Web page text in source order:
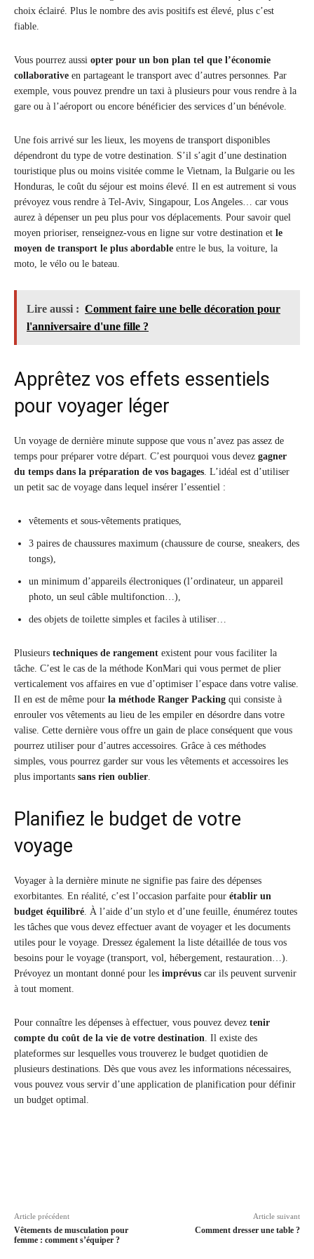
choix éclairé. Plus le nombre des avis positifs est élevé, plus c’est
fiable.
Vous pourrez aussi opter pour un bon plan tel que l’économie
collaborative en partageant le transport avec d’autres personnes. Par
exemple, vous pouvez prendre un taxi à plusieurs pour vous rendre à la
gare ou à l’aéroport ou encore bénéficier des services d’un bénévole.
Une fois arrivé sur les lieux, les moyens de transport disponibles
dépendront du type de votre destination. S’il s’agit d’une destination
touristique plus ou moins visitée comme le Vietnam, la Bulgarie ou les
Honduras, le coût du séjour est moins élevé. Il en est autrement si vous
prévoyez vous rendre à Tel-Aviv, Singapour, Los Angeles… car vous
aurez à dépenser un peu plus pour vos déplacements. Pour savoir quel
moyen prioriser, renseignez-vous en ligne sur votre destination et le
moyen de transport le plus abordable entre le bus, la voiture, la
moto, le vélo ou le bateau.
Lire aussi : Comment faire une belle décoration pour
l'anniversaire d'une fille ?
Apprêtez vos effets essentiels
pour voyager léger
Un voyage de dernière minute suppose que vous n’avez pas assez de
temps pour préparer votre départ. C’est pourquoi vous devez gagner
du temps dans la préparation de vos bagages. L’idéal est d’utiliser
un petit sac de voyage dans lequel insérer l’essentiel :
vêtements et sous-vêtements pratiques,
3 paires de chaussures maximum (chaussure de course, sneakers, des
tongs),
un minimum d’appareils électroniques (l’ordinateur, un appareil
photo, un seul câble multifonction…),
des objets de toilette simples et faciles à utiliser…
Plusieurs techniques de rangement existent pour vous faciliter la
tâche. C’est le cas de la méthode KonMari qui vous permet de plier
verticalement vos affaires en vue d’optimiser l’espace dans votre valise.
Il en est de même pour la méthode Ranger Packing qui consiste à
enrouler vos vêtements au lieu de les empiler en désordre dans votre
valise. Cette dernière vous offre un gain de place conséquent que vous
pourrez utiliser pour d’autres accessoires. Grâce à ces méthodes
simples, vous pourrez garder sur vous les vêtements et accessoires les
plus importants sans rien oublier.
Planifiez le budget de votre
voyage
Voyager à la dernière minute ne signifie pas faire des dépenses
exorbitantes. En réalité, c’est l’occasion parfaite pour établir un
budget équilibré. À l’aide d’un stylo et d’une feuille, énumérez toutes
les tâches que vous devez effectuer avant de voyager et les documents
utiles pour le voyage. Dressez également la liste détaillée de tous vos
besoins pour le voyage (transport, vol, hébergement, restauration…).
Prévoyez un montant donné pour les imprévus car ils peuvent survenir
à tout moment.
Pour connaître les dépenses à effectuer, vous pouvez devez tenir
compte du coût de la vie de votre destination. Il existe des
plateformes sur lesquelles vous trouverez le budget quotidien de
plusieurs destinations. Dès que vous avez les informations nécessaires,
vous pouvez vous servir d’une application de planification pour définir
un budget optimal.
Article précédent
Vêtements de musculation pour
femme : comment s’équiper ?
Article suivant
Comment dresser une table ?